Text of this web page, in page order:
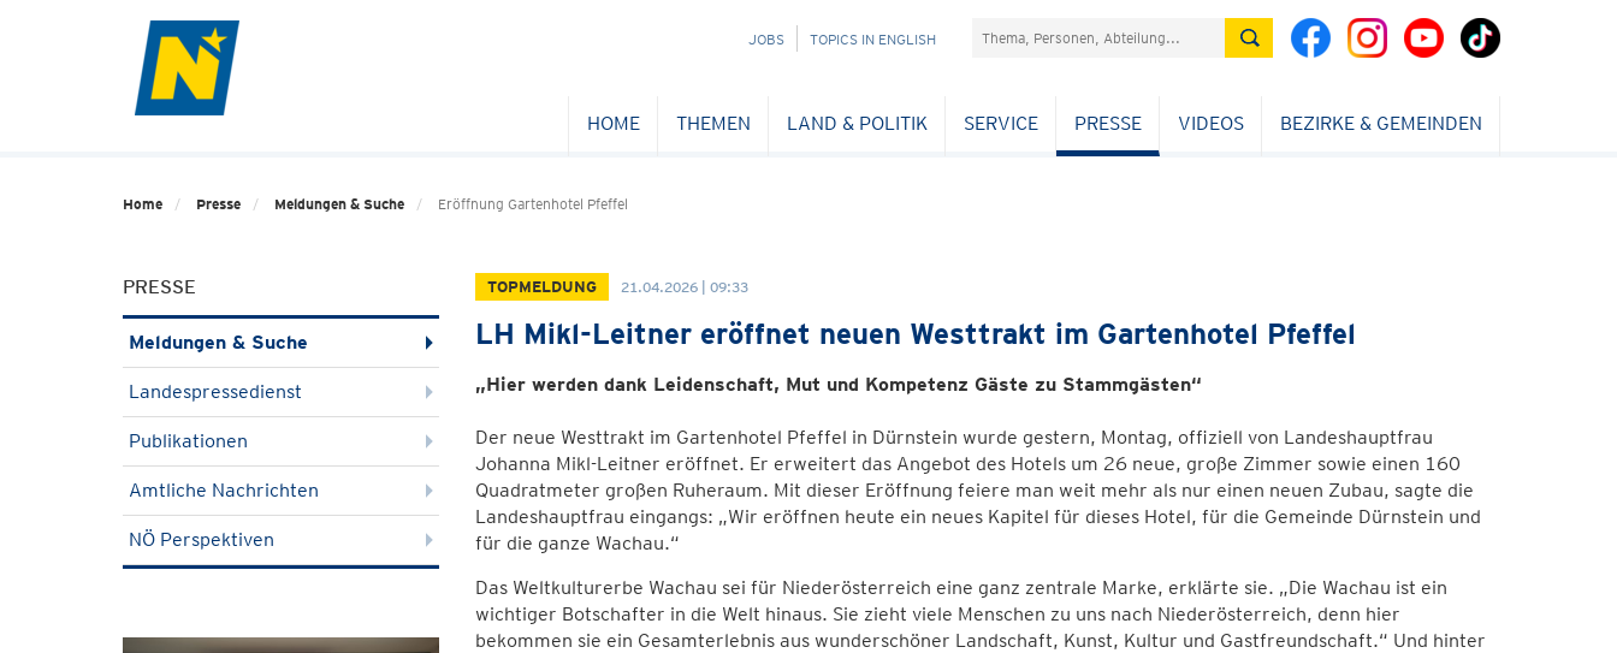
NAVIGATION
JOBS TOPICS IN ENGLISH Suchefeld
HOME THEMEN LAND & POLITIK SERVICE PRESSE VIDEOS BEZIRKE & GEMEINDEN
Home Presse Meldungen & Suche Eröffnung Gartenhotel Pfeffel
PRESSE
Meldungen & Suche
Landespressedienst
Publikationen
Amtliche Nachrichten
NÖ Perspektiven
TOPMELDUNG 21.04.2026 | 09:33
LH Mikl-Leitner eröffnet neuen Westtrakt im Gartenhotel Pfeffel
„Hier werden dank Leidenschaft, Mut und Kompetenz Gäste zu Stammgästen“
Der neue Westtrakt im Gartenhotel Pfeffel in Dürnstein wurde gestern, Montag, offiziell von Landeshauptfrau
Johanna Mikl-Leitner eröffnet. Er erweitert das Angebot des Hotels um 26 neue, große Zimmer sowie einen 160
Quadratmeter großen Ruheraum. Mit dieser Eröffnung feiere man weit mehr als nur einen neuen Zubau, sagte die
Landeshauptfrau eingangs: „Wir eröffnen heute ein neues Kapitel für dieses Hotel, für die Gemeinde Dürnstein und
für die ganze Wachau.“
Das Weltkulturerbe Wachau sei für Niederösterreich eine ganz zentrale Marke, erklärte sie. „Die Wachau ist ein
wichtiger Botschafter in die Welt hinaus. Sie zieht viele Menschen zu uns nach Niederösterreich, denn hier
bekommen sie ein Gesamterlebnis aus wunderschöner Landschaft, Kunst, Kultur und Gastfreundschaft.“ Und hinter